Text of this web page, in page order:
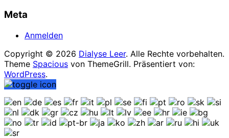
Meta
Anmelden
Copyright © 2026 Dialyse Leer. Alle Rechte vorbehalten.
Theme Spacious von ThemeGrill. Präsentiert von:
WordPress.